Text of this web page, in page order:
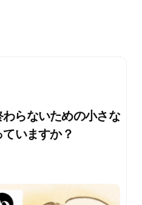
らないための小さな
いますか？